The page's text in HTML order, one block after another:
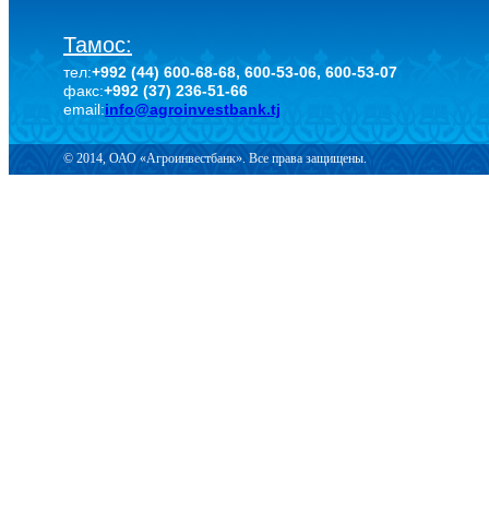
Тамос:
тел:+992 (44) 600-68-68, 600-53-06, 600-53-07
факс:+992 (37) 236-51-66
email:info@agroinvestbank.tj
© 2014, ОАО «Агроинвестбанк». Все права защищены.